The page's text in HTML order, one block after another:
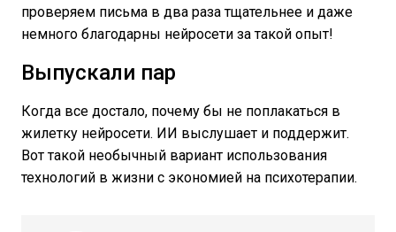
проверяем письма в два раза тщательнее и даже
немного благодарны нейросети за такой опыт!
Выпускали пар
Когда все достало, почему бы не поплакаться в
жилетку нейросети. ИИ выслушает и поддержит.
Вот такой необычный вариант использования
технологий в жизни с экономией на психотерапии.